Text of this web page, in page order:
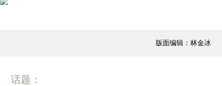
版面编辑：林金冰
话题：